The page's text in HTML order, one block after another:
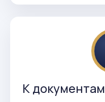
К документам